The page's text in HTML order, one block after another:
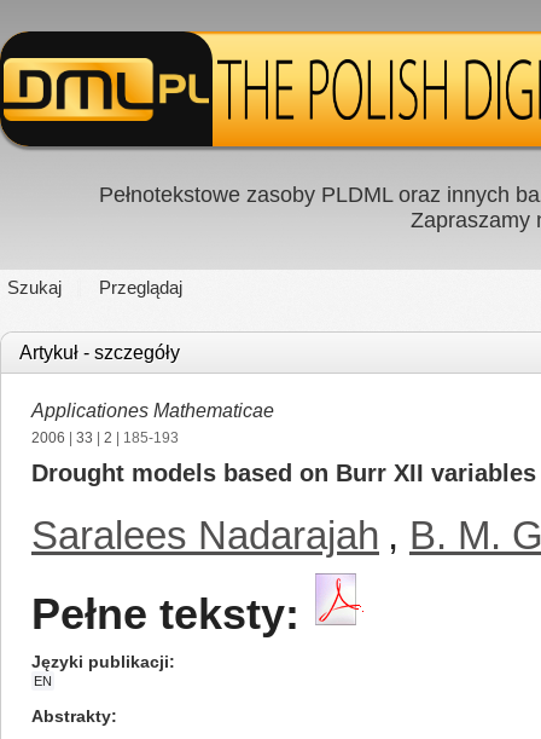
Pełnotekstowe zasoby PLDML oraz innych
Zapraszamy
Szukaj Przeglądaj
Artykuł - szczegóły
Applicationes Mathematicae
2006 33 2 | 185-193
Drought models based on Burr XII variables
Saralees Nadarajah , B. M.
Pełne teksty:
Języki publikacji
EN
Abstrakty